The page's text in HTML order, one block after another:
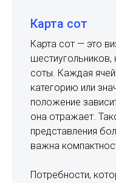
Карта сот
Карта сот — это
соты. Каждая
категорию или
положение
она отражает.
представления
важна
Потребности,